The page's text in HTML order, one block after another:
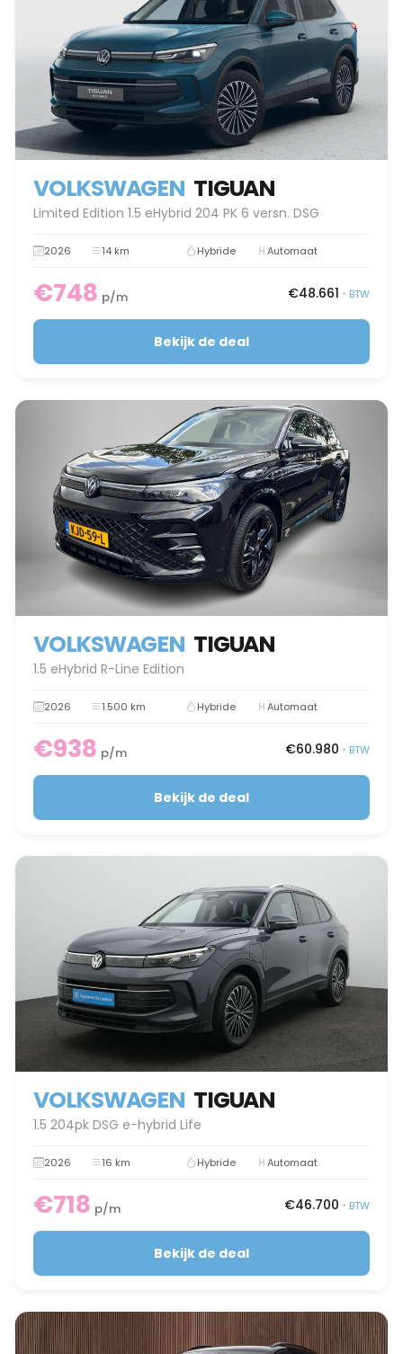
VOLKSWAGEN TIGUAN
Limited Edition 1.5 eHybrid 204 PK 6 versn. DSG
2026 14 km Hybride Automaat
€748 p/m €48.661 • BTW
Bekijk de deal
VOLKSWAGEN TIGUAN
1.5 eHybrid R-Line Edition
2026 1.500 km Hybride Automaat
€938 p/m €60.980 • BTW
Bekijk de deal
VOLKSWAGEN TIGUAN
1.5 204pk DSG e-hybrid Life
2026 16 km Hybride Automaat
€718 p/m €46.700 • BTW
Bekijk de deal